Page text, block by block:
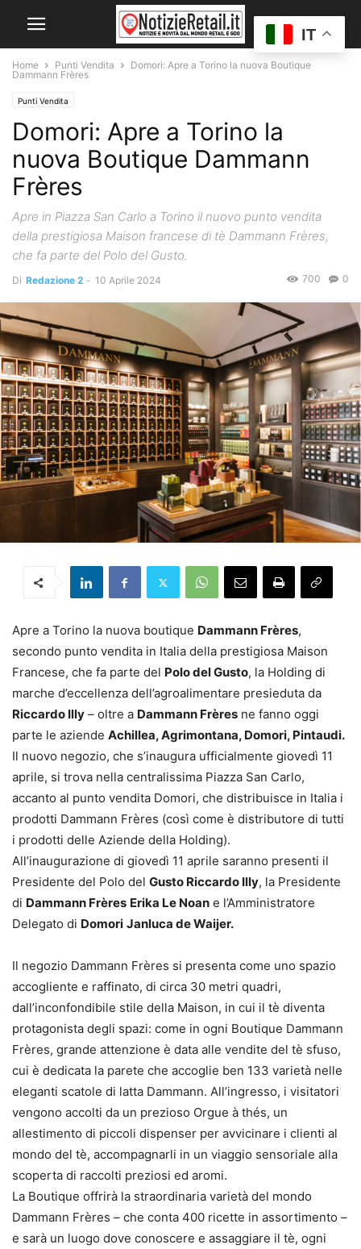
Home Punti Vendita
Domori: Apre a Torino la nuova Boutique
Dammann Frères
Punti Vendita
Domori: Apre a Torino la
nuova Boutique Dammann
Frères
Apre in Piazza San Carlo a Torino il nuovo punto vendita
della prestigiosa Maison francese di tè Dammann Frères,
che fa parte del Polo del Gusto.
Di Redazione 2 - 10 Aprile 2024 0
700
Apre a Torino la nuova boutique Dammann Frères,
secondo punto vendita in Italia della prestigiosa Maison
Francese, che fa parte del Polo del Gusto, la Holding di
marche d’eccellenza dell’agroalimentare presieduta da
Riccardo Illy – oltre a Dammann Frères ne fanno oggi
parte le aziende Achillea, Agrimontana, Domori, Pintaudi.
Il nuovo negozio, che s’inaugura ufficialmente giovedì 11
aprile, si trova nella centralissima Piazza San Carlo,
accanto al punto vendita Domori, che distribuisce in Italia i
prodotti Dammann Frères (così come è distributore di tutti
i prodotti delle Aziende della Holding).
All’inaugurazione di giovedì 11 aprile saranno presenti il
Presidente del Polo del Gusto Riccardo Illy, la Presidente
di Dammann Frères Erika Le Noan e l’Amministratore
Delegato di Domori Janluca de Waijer.
Il negozio Dammann Frères si presenta come uno spazio
accogliente e raffinato, di circa 30 metri quadri,
dall’inconfondibile stile della Maison, in cui il tè diventa
protagonista degli spazi: come in ogni Boutique Dammann
Frères, grande attenzione è data alle vendite del tè sfuso,
cui è dedicata la parete che accoglie ben 133 varietà nelle
eleganti scatole di latta Dammann. All’ingresso, i visitatori
vengono accolti da un prezioso Orgue à thés, un
allestimento di piccoli dispenser per avvicinare i clienti al
mondo del tè, accompagnarli in un viaggio sensoriale alla
scoperta di raccolti preziosi ed aromi.
La Boutique offrirà la straordinaria varietà del mondo
Dammann Frères – che conta 400 ricette in assortimento –
e sarà un luogo dove conoscere e assaggiare il tè, ogni
IT